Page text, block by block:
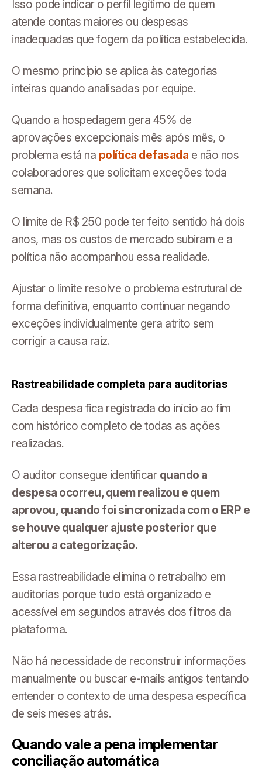
Isso pode indicar o perfil legítimo de quem
atende contas maiores ou despesas
inadequadas que fogem da política estabelecida.
O mesmo princípio se aplica às categorias
inteiras quando analisadas por equipe.
Quando a hospedagem gera 45% de
aprovações excepcionais mês após mês, o
problema está na política defasada e não nos
colaboradores que solicitam exceções toda
semana.
O limite de R$ 250 pode ter feito sentido há dois
anos, mas os custos de mercado subiram e a
política não acompanhou essa realidade.
Ajustar o limite resolve o problema estrutural de
forma definitiva, enquanto continuar negando
exceções individualmente gera atrito sem
corrigir a causa raiz.
Rastreabilidade completa para auditorias
Cada despesa fica registrada do início ao fim
com histórico completo de todas as ações
realizadas.
O auditor consegue identificar quando a
despesa ocorreu, quem realizou e quem
aprovou, quando foi sincronizada com o ERP e
se houve qualquer ajuste posterior que
alterou a categorização.
Essa rastreabilidade elimina o retrabalho em
auditorias porque tudo está organizado e
acessível em segundos através dos filtros da
plataforma.
Não há necessidade de reconstruir informações
manualmente ou buscar e-mails antigos tentando
entender o contexto de uma despesa específica
de seis meses atrás.
Quando vale a pena implementar
conciliação automática